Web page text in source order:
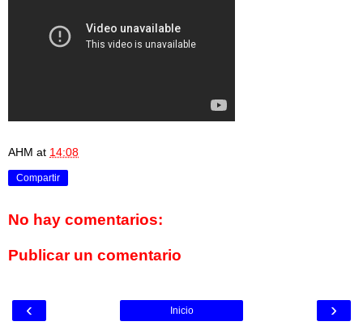
AHM at 14:08
Compartir
No hay comentarios:
Publicar un comentario
‹ ›
Inicio